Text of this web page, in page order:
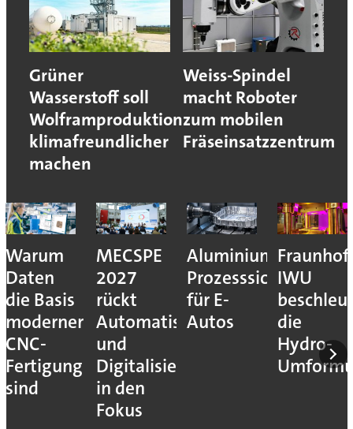
Grüner
Wasserstoff soll
Wolframproduktion
klimafreundlicher
machen
Weiss-Spindel
macht Roboter
zum mobilen
Fräseinsatzzentrum
Warum
Daten
die Basis
moderner
CNC-
Fertigung
sind
MECSPE
2027
rückt
Automatisierung
und
Digitalisierung
in den
Fokus
Prozesssicher
für E-
Autos
IWU
die
Hydro-